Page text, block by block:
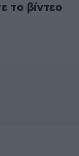
το βίντεο